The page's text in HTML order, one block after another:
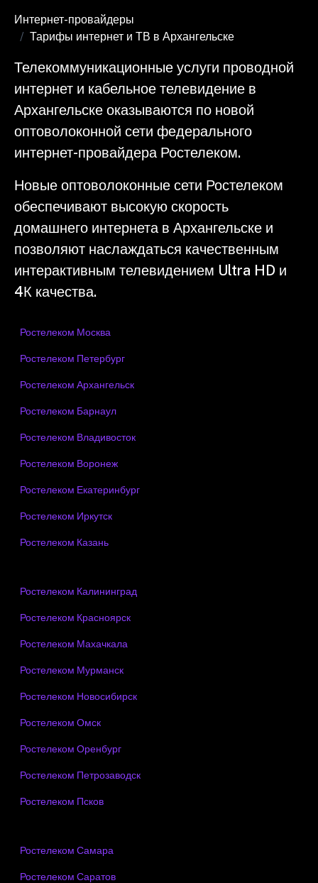
Интернет-провайдеры
Тарифы интернет и ТВ в Архангельске
Телекоммуникационные услуги проводной
интернет и кабельное телевидение в
Архангельске оказываются по новой
оптоволоконной сети федерального
интернет-провайдера Ростелеком.
Новые оптоволоконные сети Ростелеком
обеспечивают высокую скорость
домашнего интернета в Архангельске и
позволяют наслаждаться качественным
интерактивным телевидением Ultra HD и
4К качества.
Ростелеком Москва
Ростелеком Петербург
Ростелеком Архангельск
Ростелеком Барнаул
Ростелеком Владивосток
Ростелеком Воронеж
Ростелеком Екатеринбург
Ростелеком Иркутск
Ростелеком Казань
Ростелеком Калининград
Ростелеком Красноярск
Ростелеком Махачкала
Ростелеком Мурманск
Ростелеком Новосибирск
Ростелеком Омск
Ростелеком Оренбург
Ростелеком Петрозаводск
Ростелеком Псков
Ростелеком Самара
Ростелеком Саратов